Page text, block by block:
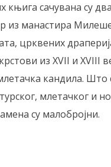
сачувана су
из манастира
црквених
из XVII и XVIII
кандила. Што
млетачког и
су малобројни.